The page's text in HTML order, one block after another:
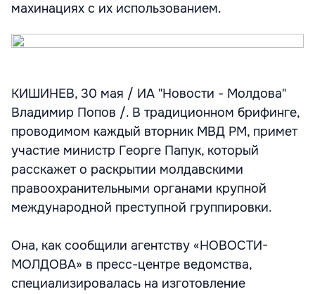
махинациях с их использованием.
КИШИНЕВ, 30 мая / ИА "Новости - Молдова"
Владимир Попов /. В традиционном брифинге,
проводимом каждый вторник МВД РМ, примет
участие министр Георге Папук, который
расскажет о раскрытии молдавскими
правоохранительными органами крупной
международной преступной группировки.
Она, как сообщили агентству «НОВОСТИ-
МОЛДОВА» в пресс-центре ведомства,
специализировалась на изготовление